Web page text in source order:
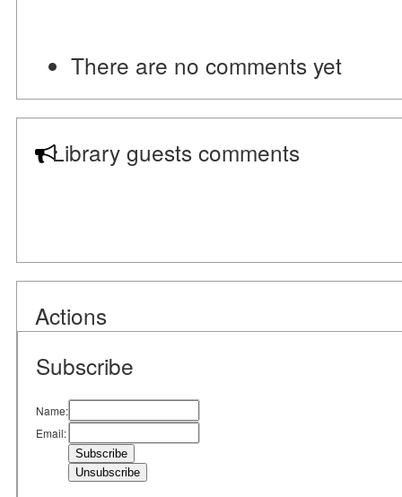
There are no comments yet
Library guests comments
Actions
Subscribe
Name:
Email: